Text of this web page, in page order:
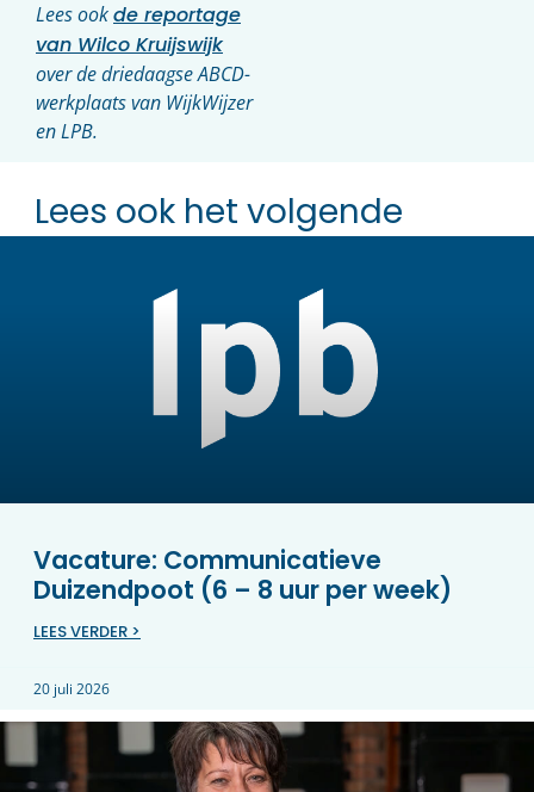
Lees ookde reportage
van Wilco Kruijswijk
over de driedaagse ABCD-
werkplaats van WijkWijzer
en LPB.
Lees ook het volgende
Vacature: Communicatieve
Duizendpoot (6 – 8 uur per week)
LEES VERDER >
20 juli 2026